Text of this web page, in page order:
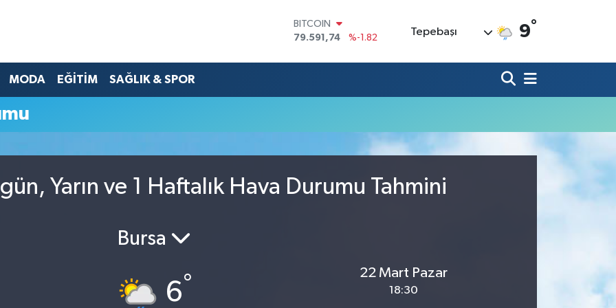
BITCOIN
79.591,74
%-1.82
45,43620
%0.02
%0.19
14.598,00
Tepebaşı 9°
MODA EĞİTİM SAĞLIK & SPOR
Yarın ve 1 Haftalık Hava Durumu Tahmini
Bursa
6°
22 Mart Pazar
18:30